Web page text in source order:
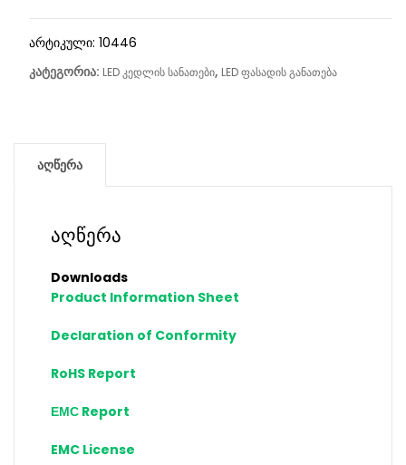
არტიკული: 10446
კატეგორია: LED კედლის სანათები, LED ფასადის განათება
აღწერა
აღწერა
Downloads
Product Information Sheet
Declaration of Conformity
RoHS Report
ЕМС Report
EMC License